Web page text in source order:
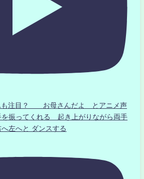
も注目？ お母さんだよ とアニメ声
を振ってくれる 起き上がりながら両手
左へと ダンスする